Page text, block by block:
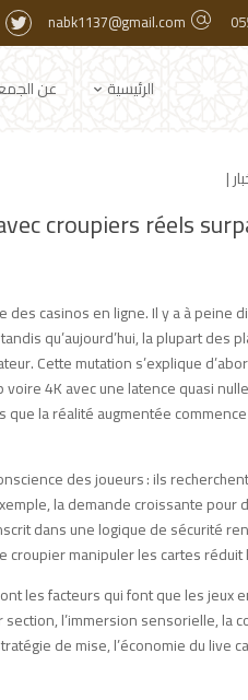
nabk1137@gmail.com
الرئيسية عن
|
croupiers réels
casinos en ligne. Il y a à peine
qu’aujourd’hui, la plupart des
Cette mutation s’explique
4K avec une latence quasi
la réalité augmentée
des joueurs : ils
la demande croissante
dans une logique de sécurité
croupier manipuler les cartes réduit
les facteurs qui font que les jeux
l’immersion sensorielle, la
de mise, l’économie du live